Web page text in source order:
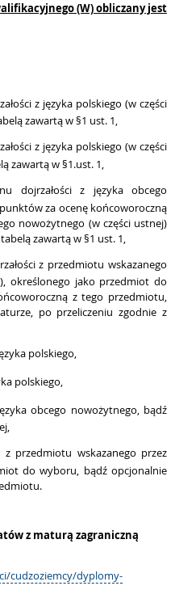
(W) obliczany jest
z języka polskiego (w części
zawartą w §1 ust. 1,
z języka polskiego (w części
zawartą w §1.ust. 1,
dojrzałości z języka obcego
za ocenę końcoworoczną
nowożytnego (w części ustnej)
zawartą w §1 ust. 1,
z przedmiotu wskazanego
określonego jako przedmiot do
z tego przedmiotu,
po przeliczeniu zgodnie z
polskiego,
polskiego,
obcego nowożytnego, bądź
przedmiotu wskazanego przez
do wyboru, bądź opcjonalnie
z maturą zagraniczną
cudzoziemcy/dyplomy-